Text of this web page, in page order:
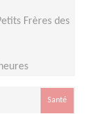
Frères des
Santé